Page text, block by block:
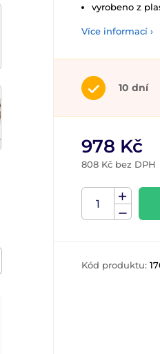
vyrobeno z
Více informací ›
10 dní
978 Kč
808 Kč bez DPH
Kód produktu: